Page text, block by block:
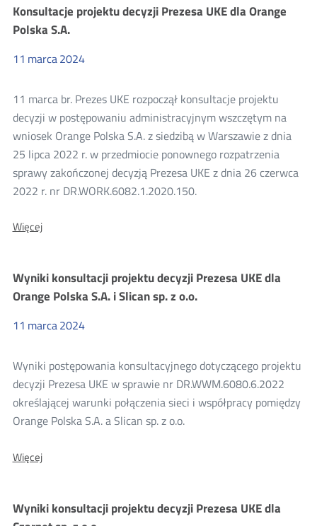
Prezesa
UKE
dla
Polska
Konsultacje projektu decyzji Prezesa UKE dla Orange
Polska S.A.
11 marca2024
11 marca br. Prezes UKE rozpoczął konsultacje projektu
decyzji w postępowaniu administracyjnym wszczętym na
wniosek Orange Polska S.A. z siedzibą w Warszawie z dnia
25 lipca 2022 r. w przedmiocie ponownego rozpatrzenia
sprawy zakończonej decyzją Prezesa UKE z dnia 26 czerwca
2022 r. nr DR.WORK.6082.1.2020.150.
WięcejO:
Prezesa
UKE
dla
Polska
Wyniki konsultacji projektu decyzji Prezesa UKE dla
Orange Polska S.A. i Slican sp. z o.o.
11 marca2024
Wyniki postępowania konsultacyjnego dotyczącego projektu
decyzji Prezesa UKE w sprawie nr DR.WWM.6080.6.2022
określającej warunki połączenia sieci i współpracy pomiędzy
Orange Polska S.A. a Slican sp. z o.o.
WięcejO:
decyzji
Prezesa
Wyniki konsultacji projektu decyzji Prezesa UKE dla